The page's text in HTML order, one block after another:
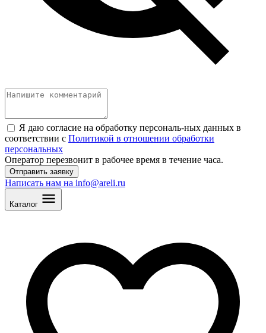
Я даю согласие на обработку персональ-ных данных в
соответствии с Политикой в отношении обработки
персональных
Оператор перезвонит в рабочее время в течение часа.
Отправить заявку
Написать нам на info@areli.ru
Каталог